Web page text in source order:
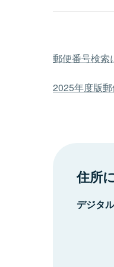
郵便番号検索
2025年度版
住所
デジタ